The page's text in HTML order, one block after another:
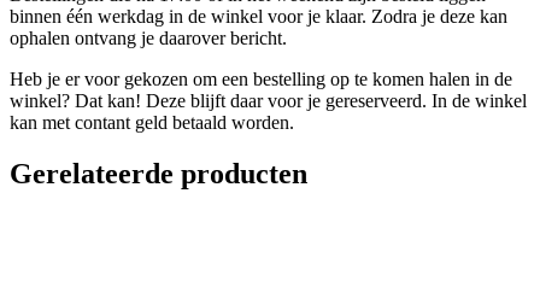
binnen één werkdag in de winkel voor je klaar. Zodra je deze kan
ophalen ontvang je daarover bericht.
Heb je er voor gekozen om een bestelling op te komen halen in de
winkel? Dat kan! Deze blijft daar voor je gereserveerd. In de winkel
kan met contant geld betaald worden.
Gerelateerde producten